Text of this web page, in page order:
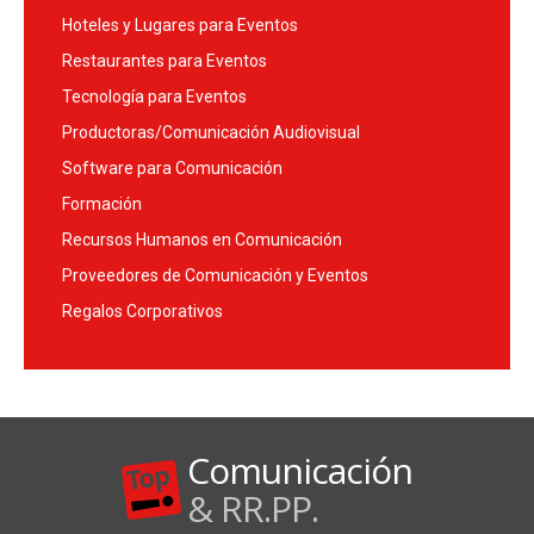
Hoteles y Lugares para Eventos
Restaurantes para Eventos
Tecnología para Eventos
Productoras/Comunicación Audiovisual
Software para Comunicación
Formación
Recursos Humanos en Comunicación
Proveedores de Comunicación y Eventos
Regalos Corporativos
Comunicación
& RR.PP.